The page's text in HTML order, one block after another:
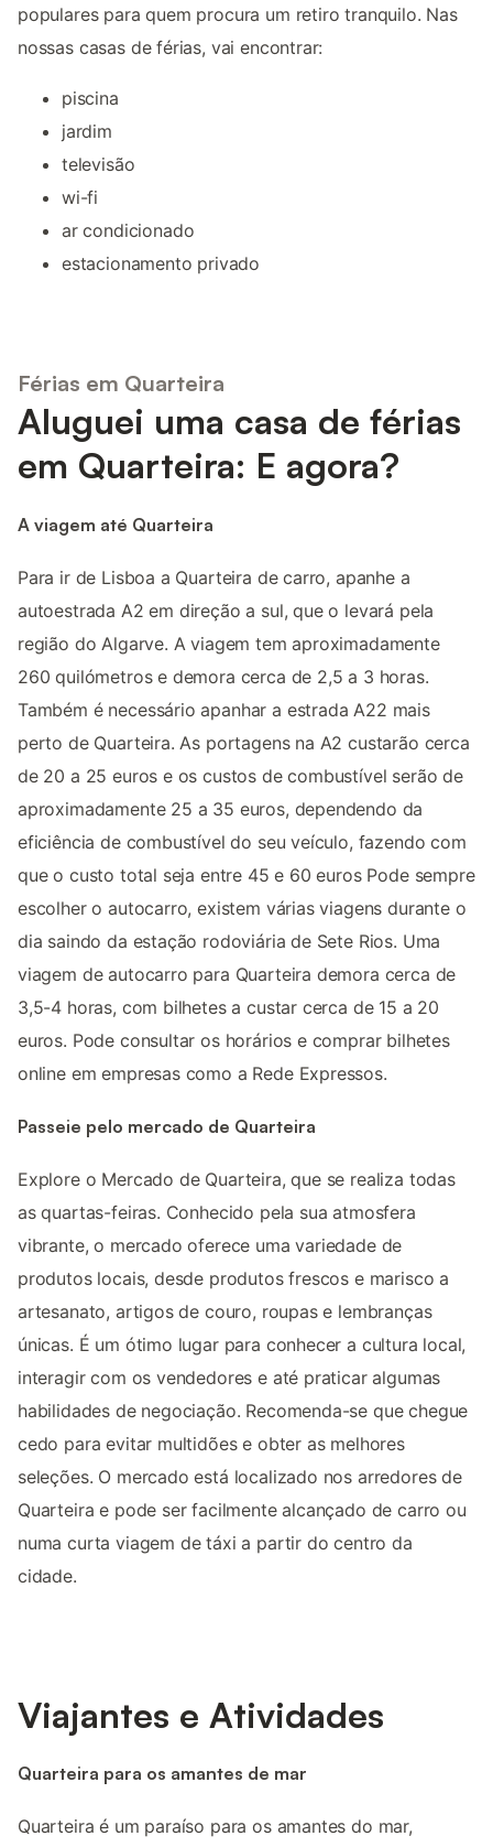
populares para quem procura um retiro tranquilo. Nas
nossas casas de férias, vai encontrar:
piscina
jardim
televisão
wi-fi
ar condicionado
estacionamento privado
Férias em Quarteira
Aluguei uma casa de férias
em Quarteira: E agora?
A viagem até Quarteira
Para ir de Lisboa a Quarteira de carro, apanhe a
autoestrada A2 em direção a sul, que o levará pela
região do Algarve. A viagem tem aproximadamente
260 quilómetros e demora cerca de 2,5 a 3 horas.
Também é necessário apanhar a estrada A22 mais
perto de Quarteira. As portagens na A2 custarão cerca
de 20 a 25 euros e os custos de combustível serão de
aproximadamente 25 a 35 euros, dependendo da
eficiência de combustível do seu veículo, fazendo com
que o custo total seja entre 45 e 60 euros Pode sempre
escolher o autocarro, existem várias viagens durante o
dia saindo da estação rodoviária de Sete Rios. Uma
viagem de autocarro para Quarteira demora cerca de
3,5-4 horas, com bilhetes a custar cerca de 15 a 20
euros. Pode consultar os horários e comprar bilhetes
online em empresas como a Rede Expressos.
Passeie pelo mercado de Quarteira
Explore o Mercado de Quarteira, que se realiza todas
as quartas-feiras. Conhecido pela sua atmosfera
vibrante, o mercado oferece uma variedade de
produtos locais, desde produtos frescos e marisco a
artesanato, artigos de couro, roupas e lembranças
únicas. É um ótimo lugar para conhecer a cultura local,
interagir com os vendedores e até praticar algumas
habilidades de negociação. Recomenda-se que chegue
cedo para evitar multidões e obter as melhores
seleções. O mercado está localizado nos arredores de
Quarteira e pode ser facilmente alcançado de carro ou
numa curta viagem de táxi a partir do centro da
cidade.
Viajantes e Atividades
Quarteira para os amantes de mar
Quarteira é um paraíso para os amantes do mar,